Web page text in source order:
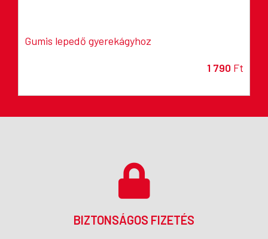
Gumis lepedő gyerekágyhoz
1 790 Ft
BIZTONSÁGOS FIZETÉS